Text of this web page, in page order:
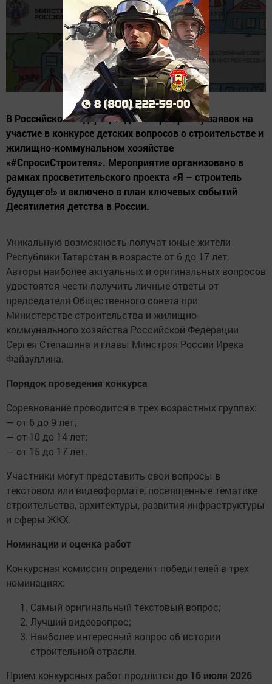
В Российской Федерации дан старт приему заявок на
участие в конкурсе детских вопросов о строительстве и
жилищно-коммунальном хозяйстве
«#СпросиСтроителя». Мероприятие организовано в
рамках просветительского проекта «Я – строитель
будущего!» и включено в план ключевых событий
Десятилетия детства в России.
Уникальную возможность получат юные жители
Республики Татарстан в возрасте от 6 до 17 лет.
Авторы наиболее актуальных и оригинальных вопросов
удостоятся чести получить личные ответы от
председателя Общественного совета при
Министерстве строительства и жилищно-
коммунального хозяйства Российской Федерации
Сергея Степашина и главы Минстроя России Ирека
Файзуллина.
Порядок проведения конкурса
Соревнование проводится в трех возрастных группах:
— от 6 до 9 лет;
— от 10 до 14 лет;
— от 15 до 17 лет.
Участники могут представить свои вопросы в
текстовом или видеоформате, посвященные тематике
строительства, архитектуры, развития инфраструктуры
и сферы ЖКХ.
Номинации и оценка работ
Конкурсная комиссия определит победителей в трех
номинациях:
Самый оригинальный текстовый вопрос;
Лучший видеовопрос;
Наиболее интересный вопрос об истории
строительной отрасли.
Прием конкурсных работ продлится до 16 июля 2026